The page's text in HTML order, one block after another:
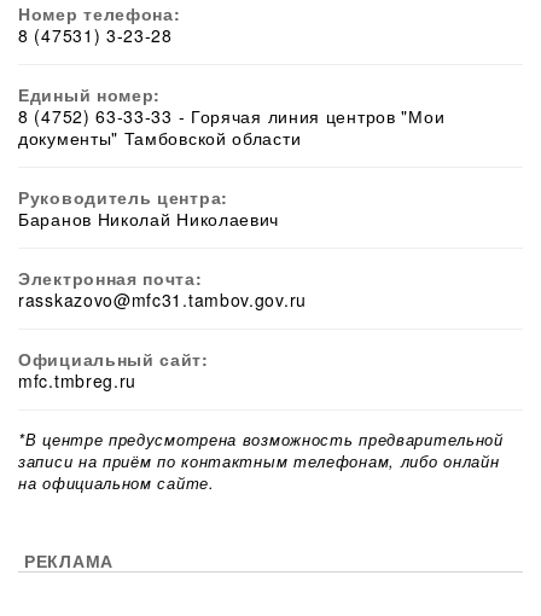
Номер телефона:
8 (47531) 3-23-28
Единый номер:
8 (4752) 63-33-33 - Горячая линия центров "Мои
документы" Тамбовской области
Руководитель центра:
Баранов Николай Николаевич
Электронная почта:
rasskazovo@mfc31.tambov.gov.ru
Официальный сайт:
mfc.tmbreg.ru
*В центре предусмотрена возможность предварительной
записи на приём по контактным телефонам, либо онлайн
на официальном сайте.
РЕКЛАМА